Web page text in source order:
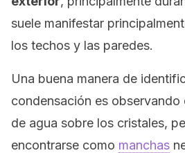
suele manifestar
los techos y las paredes.
Una buena manera de
condensación es
de agua sobre los cristales,
encontrarse como manchas